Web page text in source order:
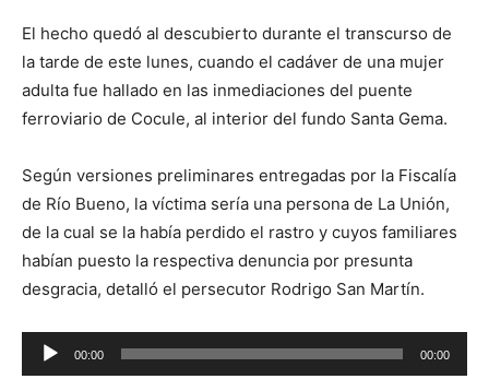
El hecho quedó al descubierto durante el transcurso de
la tarde de este lunes, cuando el cadáver de una mujer
adulta fue hallado en las inmediaciones del puente
ferroviario de Cocule, al interior del fundo Santa Gema.
Según versiones preliminares entregadas por la Fiscalía
de Río Bueno, la víctima sería una persona de La Unión,
de la cual se la había perdido el rastro y cuyos familiares
habían puesto la respectiva denuncia por presunta
desgracia, detalló el persecutor Rodrigo San Martín.
Reproductor
de
00:00 00:00